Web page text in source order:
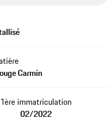
Carmin
1ère immatriculation
02/2022